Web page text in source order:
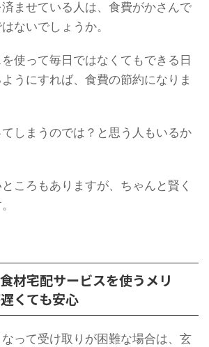
ませている人は、食費がかさんで
ないでしょうか。
使って毎日ではなくてもできる日
うにすれば、食費の節約になりま
しまうのでは？と思う人もいるか
ころもありますが、ちゃんと賢く
材宅配サービスを使うメリ
くても安心
って受け取りが困難な場合は、玄